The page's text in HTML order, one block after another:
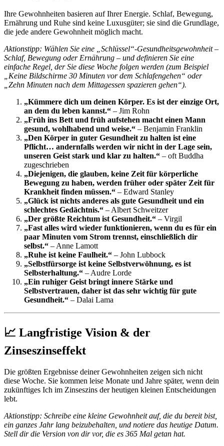
Ihre Gewohnheiten basieren auf Ihrer Energie. Schlaf, Bewegung,
Ernährung und Ruhe sind keine Luxusgüter; sie sind die Grundlage,
die jede andere Gewohnheit möglich macht.
Aktionstipp: Wählen Sie eine „Schlüssel“-Gesundheitsgewohnheit –
Schlaf, Bewegung oder Ernährung – und definieren Sie eine
einfache Regel, der Sie diese Woche folgen werden (zum Beispiel
„Keine Bildschirme 30 Minuten vor dem Schlafengehen“ oder
„Zehn Minuten nach dem Mittagessen spazieren gehen“).
„Kümmere dich um deinen Körper. Es ist der einzige Ort,
an dem du leben kannst.“ – Jim Rohn
„Früh ins Bett und früh aufstehen macht einen Mann
gesund, wohlhabend und weise.“ – Benjamin Franklin
„Den Körper in guter Gesundheit zu halten ist eine
Pflicht… andernfalls werden wir nicht in der Lage sein,
unseren Geist stark und klar zu halten.“ – oft Buddha
zugeschrieben
„Diejenigen, die glauben, keine Zeit für körperliche
Bewegung zu haben, werden früher oder später Zeit für
Krankheit finden müssen.“ – Edward Stanley
„Glück ist nichts anderes als gute Gesundheit und ein
schlechtes Gedächtnis.“ – Albert Schweitzer
„Der größte Reichtum ist Gesundheit.“ – Virgil
„Fast alles wird wieder funktionieren, wenn du es für ein
paar Minuten vom Strom trennst, einschließlich dir
selbst.“ – Anne Lamott
„Ruhe ist keine Faulheit.“ – John Lubbock
„Selbstfürsorge ist keine Selbstverwöhnung, es ist
Selbsterhaltung.“ – Audre Lorde
„Ein ruhiger Geist bringt innere Stärke und
Selbstvertrauen, daher ist das sehr wichtig für gute
Gesundheit.“ – Dalai Lama
📈 Langfristige Vision & der
Zinseszinseffekt
Die größten Ergebnisse deiner Gewohnheiten zeigen sich nicht
diese Woche. Sie kommen leise Monate und Jahre später, wenn dein
zukünftiges Ich im Zinseszins der heutigen kleinen Entscheidungen
lebt.
Aktionstipp: Schreibe eine kleine Gewohnheit auf, die du bereit bist,
ein ganzes Jahr lang beizubehalten, und notiere das heutige Datum.
Stell dir die Version von dir vor, die es 365 Mal getan hat.